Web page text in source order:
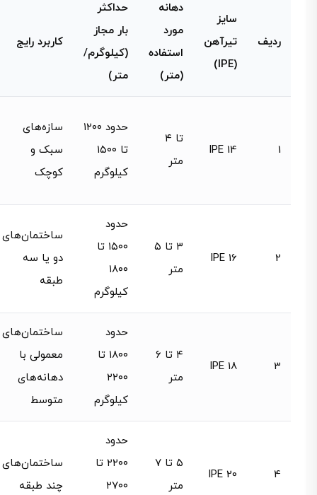
ردیف
سایز
تیرآهن
(IPE)
دهانه
مورد
استفاده
(متر)
حداکثر
بار مجاز
(کیلوگرم/
متر)
کاربرد رایج
1
IPE 14
تا ۴
متر
حدود ۱۲۰۰
تا ۱۵۰۰
کیلوگرم
سازه‌های
سبک و
کوچک
2
IPE 16
۳ تا ۵
متر
حدود
۱۵۰۰ تا
۱۸۰۰
کیلوگرم
ساختمان‌های
دو یا سه
طبقه
3
IPE 18
۴ تا ۶
متر
حدود
۱۸۰۰ تا
۲۲۰۰
کیلوگرم
ساختمان‌های
معمولی با
دهانه‌های
متوسط
4
IPE 20
۵ تا ۷
متر
حدود
۲۲۰۰ تا
۲۷۰۰
ساختمان‌های
چند طبقه